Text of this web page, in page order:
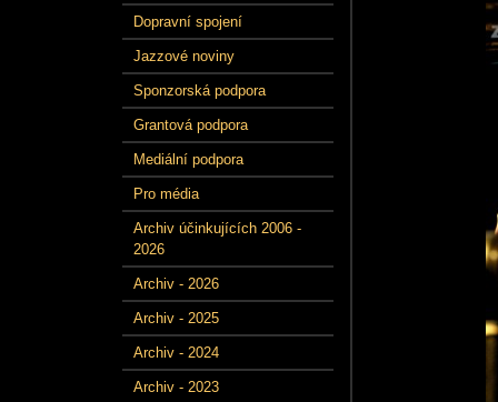
Dopravní spojení
Jazzové noviny
Sponzorská podpora
Grantová podpora
Mediální podpora
Pro média
Archiv účinkujících 2006 -
2026
Archiv - 2026
Archiv - 2025
Archiv - 2024
Archiv - 2023